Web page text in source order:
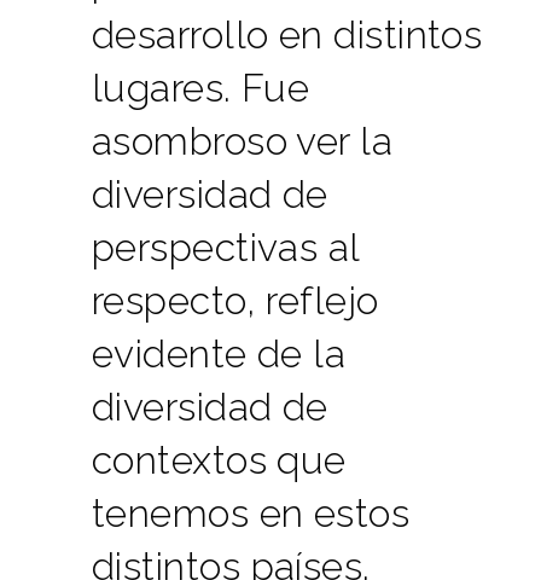
desarrollo en distintos
lugares. Fue
asombroso ver la
diversidad de
perspectivas al
respecto, reflejo
evidente de la
diversidad de
contextos que
tenemos en estos
distintos países.